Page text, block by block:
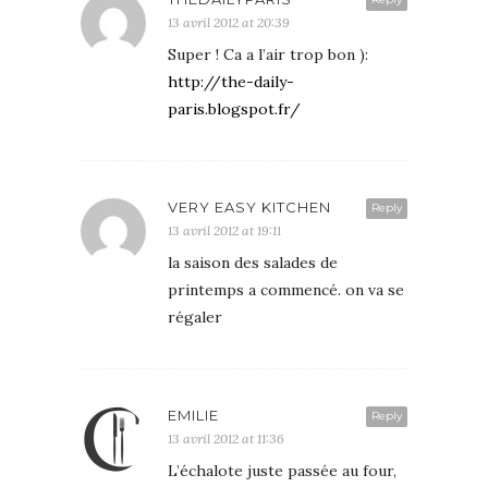
13 avril 2012 at 20:39
Super ! Ca a l’air trop bon ):
http://the-daily-
paris.blogspot.fr/
Reply
VERY EASY KITCHEN
13 avril 2012 at 19:11
la saison des salades de
printemps a commencé. on va se
régaler
Reply
EMILIE
13 avril 2012 at 11:36
L’échalote juste passée au four,